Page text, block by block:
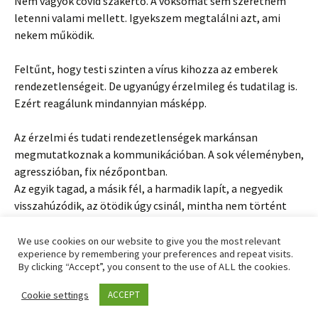
letenni valami mellett. Igyekszem megtalálni azt, ami
nekem működik.
Feltűnt, hogy testi szinten a vírus kihozza az emberek
rendezetlenségeit. De ugyanúgy érzelmileg és tudatilag is.
Ezért reagálunk mindannyian másképp.
Az érzelmi és tudati rendezetlenségek markánsan
megmutatkoznak a kommunikációban. A sok véleményben,
agresszióban, fix nézőpontban.
Az egyik tagad, a másik fél, a harmadik lapít, a negyedik
visszahúzódik, az ötödik úgy csinál, mintha nem történt
magát, … És van, aki csak figyel.
Tudati szinten az éberség ott bukik meg, amikor
elkezdenek burjánzani a fix nézőpontok. Pedig a Földön
nincs egy igazság. Minimum kettő létezik, hiszen egy két
We use cookies on our website to give you the most relevant
experience by remembering your preferences and repeat visits.
By clicking “Accept”, you consent to the use of ALL the cookies.
Cookie settings ACCEPT